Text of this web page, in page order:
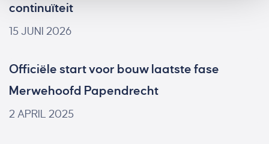
continuïteit
15 JUNI 2026
Officiële start voor bouw laatste fase
Merwehoofd Papendrecht
2 APRIL 2025